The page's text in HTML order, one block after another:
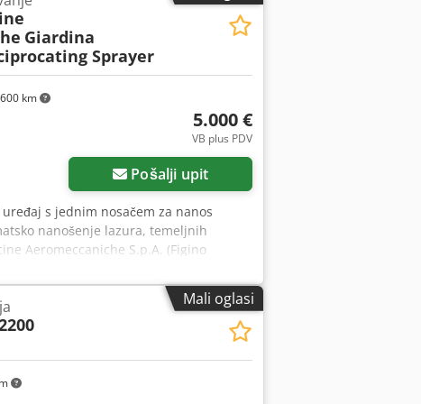
km
Giardina
Sprayer
5.000 €
VB plus PDV
Pošalji upit
s jednim nosačem za nanos
nanošenje lazura, temeljnih
Aeromeccaniche S.p.A. (Figino
za radionicu za obradu drva,
bivši proizvodni stroj. Prodaje se u
preuzimanje na licu mjesta – kupac je
Po dogovoru je moguća pomoć pri
Mali oglasi